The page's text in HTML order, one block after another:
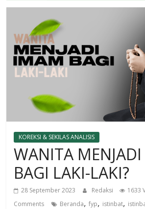
KOREKSI & SEKILAS ANALISIS
WANITA
BAGI LAKI-LAKI?
28 September 2023 Redaksi 1633
Comments
Beranda,fyp, istinbat,